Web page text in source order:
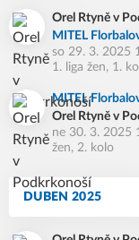
Orel Rtyně v
MITEL
so 29. 3. 2025
1. liga žen, 1.
MITEL
Orel Rtyně v
ne 30. 3. 2025
žen, 2. kolo
DUBEN 2025